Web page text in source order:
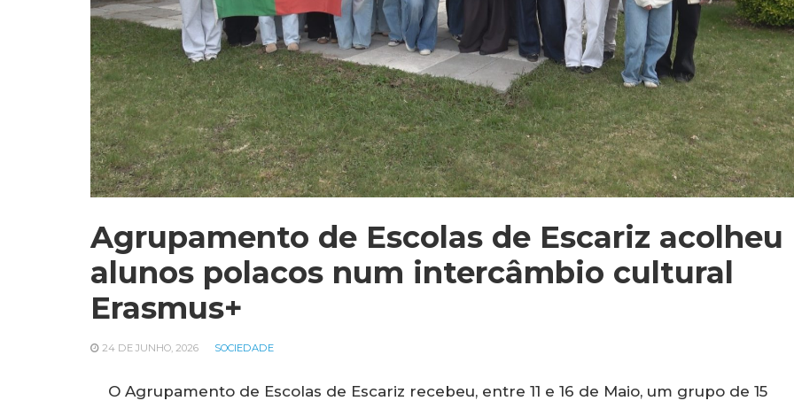
Agrupamento de Escolas de Escariz acolheu
alunos polacos num intercâmbio cultural
Erasmus+
24 DE JUNHO, 2026 SOCIEDADE
O Agrupamento de Escolas de Escariz recebeu, entre 11 e 16 de Maio, um grupo de 15